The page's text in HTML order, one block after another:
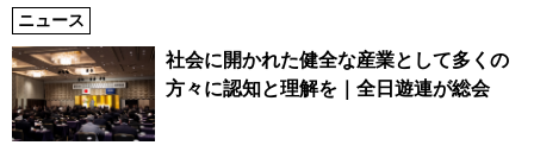
ニュース
社会に開かれた健全な産業として多くの
方々に認知と理解を｜全日遊連が総会